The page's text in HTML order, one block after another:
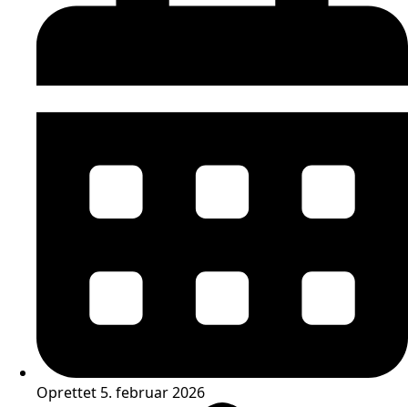
Oprettet 5. februar 2026